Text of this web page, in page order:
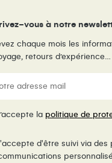
vous à notre
chaque mois les
retours d’expérience…
la politique de
d'être suivi via